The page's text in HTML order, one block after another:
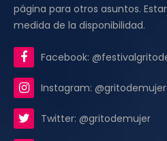
página para otros asuntos.
medida de la disponibilidad.
Facebook:
Instagram: @gritodemujer
Twitter: @gritodemujer